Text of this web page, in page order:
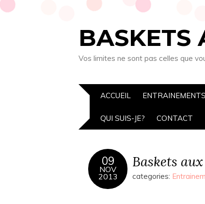
BASKETS
Vos limites ne sont pas celles que
ACCUEIL ENTRAINEMENTS
QUI SUIS-JE? CONTACT
09
NOV
2013
Baskets
categories: